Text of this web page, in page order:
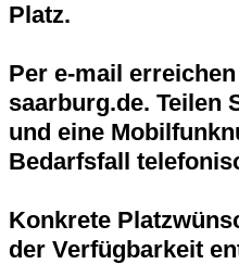
Platz.
Per e-mail
saarburg.de. Teilen
und eine
Bedarfsfall
Konkrete
der Verfügbarkeit